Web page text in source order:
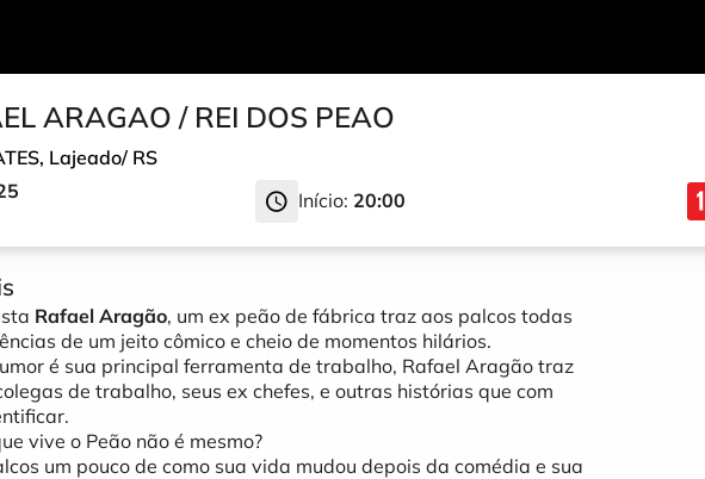
ARAGAO / REI DOS PEAO
, Lajeado/ RS
Início: 20:00
Rafael Aragão, um ex peão de fábrica traz aos palcos todas
de um jeito cômico e cheio de momentos hilários.
é sua principal ferramenta de trabalho, Rafael Aragão traz
de trabalho, seus ex chefes, e outras histórias que com
vive o Peão não é mesmo?
um pouco de como sua vida mudou depois da comédia e sua